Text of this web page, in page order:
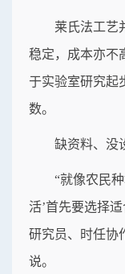
莱氏法工艺
稳定，成本亦不
于实验室研究起
数。
缺资料、没
“就像农民
活’首先要选择
研究员、时任协
说。